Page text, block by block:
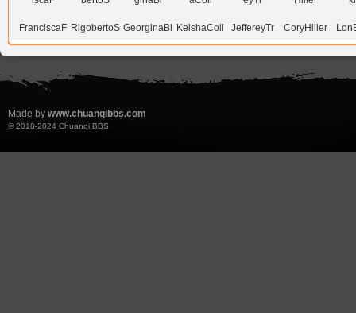
FranciscaF RigobertoS GeorginaBl KeishaColl JeffereyTr CoryHiller
Made by www.chuanqibbs.com
© 2018-2024 Chuanqi BBS